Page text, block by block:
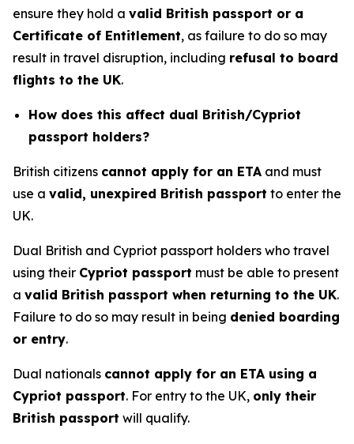
ensure they hold a valid British passport or a
Certificate of Entitlement, as failure to do so may
result in travel disruption, including refusal to board
flights to the UK.
How does this affect dual British/Cypriot
passport holders?
British citizens cannot apply for an ETA and must
use a valid, unexpired British passport to enter the
UK.
Dual British and Cypriot passport holders who travel
using their Cypriot passport must be able to present
a valid British passport when returning to the UK.
Failure to do so may result in being denied boarding
or entry.
Dual nationals cannot apply for an ETA using a
Cypriot passport. For entry to the UK, only their
British passport will qualify.